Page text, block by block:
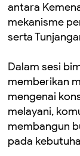
antara
mekanisme
serta
Dalam sesi
memberikan
mengenai
melayani,
membangun
pada